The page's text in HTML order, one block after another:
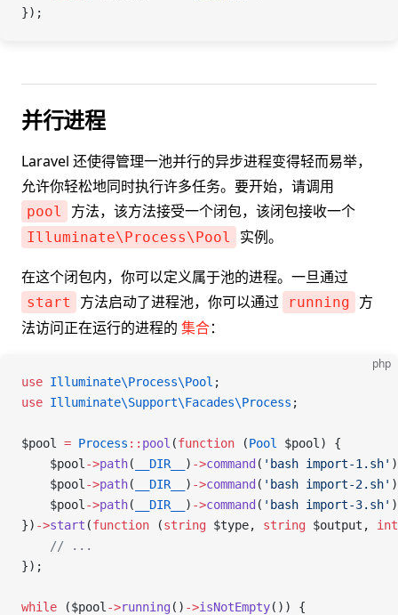
});
并行进程
Laravel 还使得管理一池并行的异步进程变得轻而易举，
允许你轻松地同时执行许多任务。要开始，请调用
pool 方法，该方法接受一个闭包，该闭包接收一个
Illuminate\Process\Pool 实例。
在这个闭包内，你可以定义属于池的进程。一旦通过
start 方法启动了进程池，你可以通过 running
方
法访问正在运行的进程的 集合：
php
use Illuminate\Process\Pool ;
use Illuminate\Support\Facades\Process ;
$pool = Process :: pool (function (Pool $pool ) {
    $pool
->path( __DIR__ ) ->command ( 'bash import-1.sh'
    $pool
->path( __DIR__ ) ->command ( 'bash import-2.sh'
    $pool
->path( __DIR__ ) ->command ( 'bash import-3.sh'
}) ->start (function (string $type, string $output , int
    // ...
});
while ($pool ->running () ->isNotEmpty()) {